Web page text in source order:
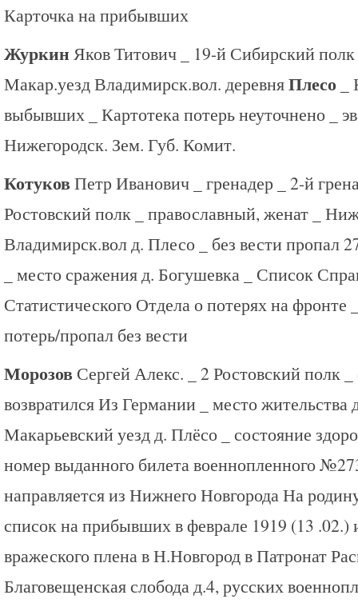
Карточка на прибывших
Журкин Яков Титович _ 19-й Сибирский
Макар.уезд Владимирск.вол. деревняПлесо
выбывших _ Картотека потерь неуточнено _
Нижегородск. Зем. Губ. Комит.
КотуковПетр Иванович _ гренадер _ 2-й
Ростовский полк _ православный, женат _
Владимирск.вол д. Плесо _ без вести пропал
_ место сражения д. Богушевка _ Список
Статистического Отдела о потерях на фронте
потерь/пропал без вести
Морозов Сергей Алекс. _ 2 Ростовский полк _
возвратился Из Германии _ место жительства
Макарьевский уезд д. Плёсо _ состояние
номер выданного билета военнопленного
направляется из Нижнего Новгорода На
список на прибывших в феврале 1919 (13 .02.)
вражеского плена в Н.Новгород в Патронат
Благовещенская слобода д.4, русских